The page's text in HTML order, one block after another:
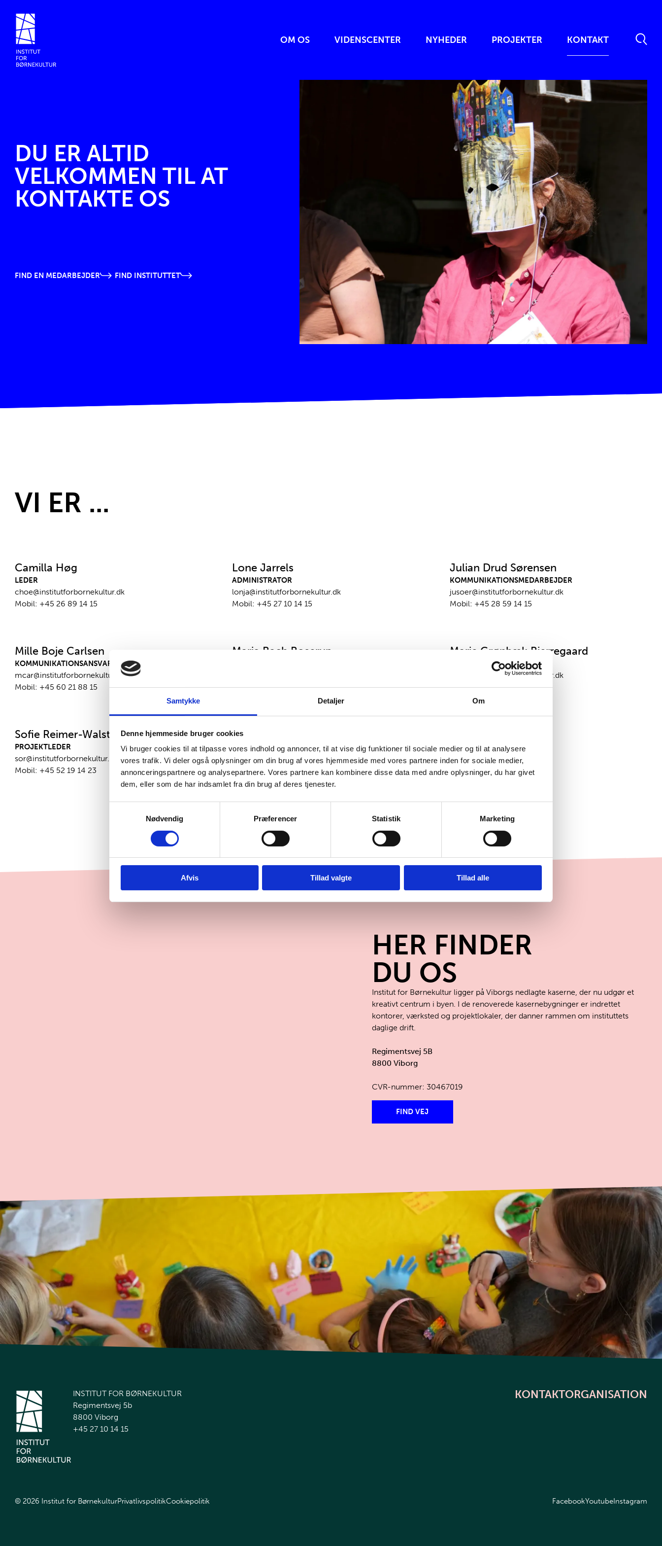
Samtykke Detaljer Om
Denne hjemmeside bruger cookies
Vi bruger cookies til at tilpasse vores indhold og annoncer, til at vise dig funktioner til sociale medier og til at analysere
vores trafik. Vi deler også oplysninger om din brug af vores hjemmeside med vores partnere inden for sociale medier,
annonceringspartnere og analysepartnere. Vores partnere kan kombinere disse data med andre oplysninger, du har givet
dem, eller som de har indsamlet fra din brug af deres tjenester.
Nødvendig
Præferencer Statistik Marketing
Afvis Tillad valgte Tillad alle
OM OS VIDENSCENTER NYHEDER PROJEKTER KONTAKT
DU ER ALTID
VELKOMMEN TIL AT
KONTAKTE OS
FIND EN MEDARBEJDER FIND INSTITUTTET
VI ER ...
Camilla Høg
LEDER
choe@institutforbornekultur.dk
Mobil: +45 26 89 14 15
Lone Jarrels
ADMINISTRATOR
lonja@institutforbornekultur.dk
Mobil: +45 27 10 14 15
Julian Drud Sørensen
KOMMUNIKATIONSMEDARBEJDER
jusoer@institutforbornekultur.dk
Mobil: +45 28 59 14 15
Mille Boje Carlsen
KOMMUNIKATIONSANSVARLIG
mcar@institutforbornekultur.dk
Mobil: +45 60 21 88 15
Maria Bach Boserup
Mobil:+45 27 60 14 15
Marie Grønbæk Bjerregaard
PROJEKTKOORDINATOR
magbj@institutforbornekultur.dk
Mobil:+45 26 70 83 69
Sofie Reimer-Walsted
PROJEKTLEDER
sor@institutforbornekultur.dk
Mobil: +45 52 19 14 23
Signe Knudsen
PROJEKTKOORDINATOR
siknu@institutforbornekultur.dk
Mobil:+45 22 63 42 49
HER FINDER
DU OS
Institut for Børnekultur ligger på Viborgs nedlagte kaserne, der nu udgør et
kreativt centrum i byen. I de renoverede kasernebygninger er indrettet
kontorer, værksted og projektlokaler, der danner rammen om instituttets
daglige drift.
Regimentsvej 5B
8800 Viborg
CVR-nummer: 30467019
FIND VEJ
INSTITUT FOR BØRNEKULTUR
Regimentsvej 5b
8800 Viborg
+45 27 10 14 15
KONTAKTORGANISATION
© 2026 Institut for BørnekulturPrivatlivspolitikCookiepolitik FacebookYoutube Instagram